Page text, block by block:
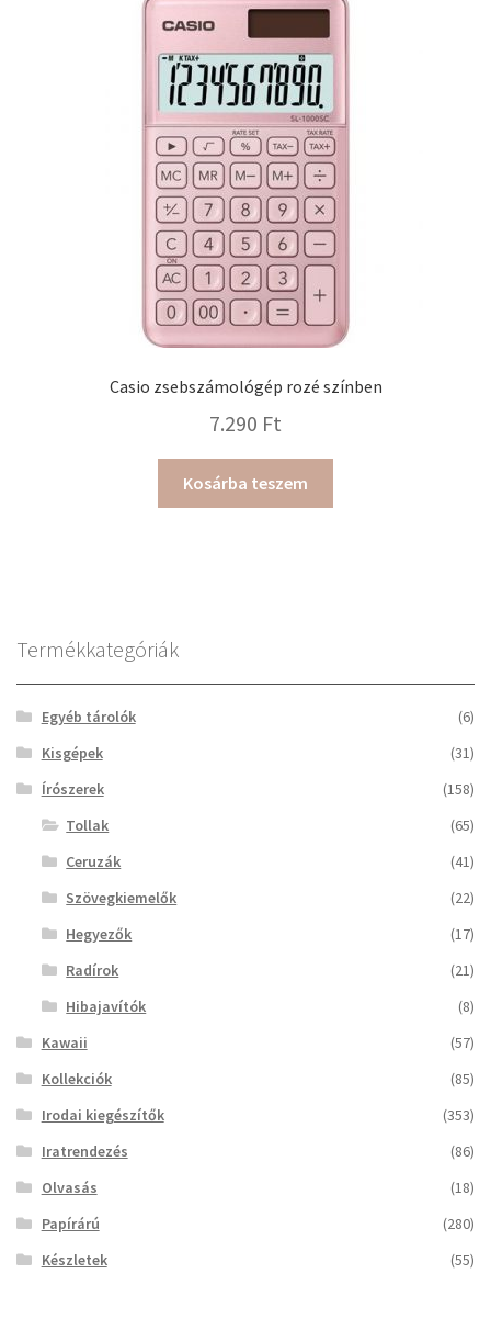
van.
termékoldalon
Casio zsebszámológép rozé színben
7.290 Ft
Kosárba teszem
Termékkategóriák
Egyéb tárolók
(6)
Kisgépek
(31)
Írószerek
(158)
Tollak
(65)
Ceruzák
(41)
Szövegkiemelők
(22)
Hegyezők
(17)
Radírok
(21)
Hibajavítók
(8)
Kawaii
(57)
Kollekciók
(85)
Irodai kiegészítők
(353)
Iratrendezés
(86)
Olvasás
(18)
Papírárú
(280)
Készletek
(55)